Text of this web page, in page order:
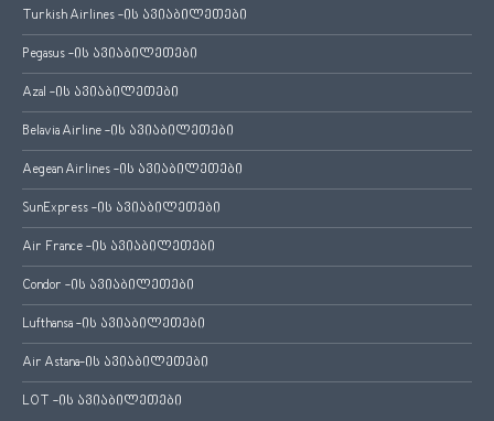
Turkish Airlines -ის ავიაბილეთები
Pegasus -ის ავიაბილეთები
Azal -ის ავიაბილეთები
Belavia Airline -ის ავიაბილეთები
Aegean Airlines -ის ავიაბილეთები
SunExpress -ის ავიაბილეთები
Air France -ის ავიაბილეთები
Condor -ის ავიაბილეთები
Lufthansa -ის ავიაბილეთები
Air Astana-ის ავიაბილეთები
LOT -ის ავიაბილეთები